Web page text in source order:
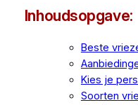
Inhoudsopgave:
Beste
Kies je
Soorten